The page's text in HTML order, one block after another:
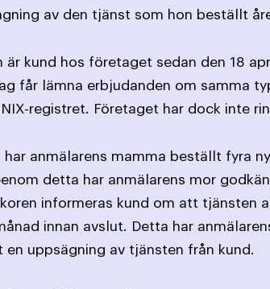
av den tjänst som hon beställt
är kund hos företaget sedan den 18
får lämna erbjudanden om samma
registret. Företaget har dock inte
har anmälarens mamma beställt fyra
detta har anmälarens mor
informeras kund om att
innan avslut. Detta har
uppsägning av tjänsten från kund.